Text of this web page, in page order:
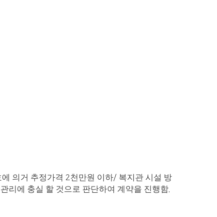
에 의거 추정가격 2천만원 이하/ 복지관 시설 방
리에 충실 할 것으로 판단하여 계약을 진행함.